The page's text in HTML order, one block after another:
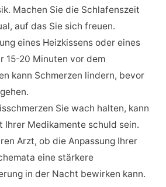
Machen Sie die Schlafenszeit
auf das Sie sich freuen.
eines Heizkissens oder eines
15-20 Minuten vor dem
kann Schmerzen lindern, bevor
Sie wach halten, kann
Ihrer Medikamente schuld sein.
Arzt, ob die Anpassung Ihrer
eine stärkere
in der Nacht bewirken kann.